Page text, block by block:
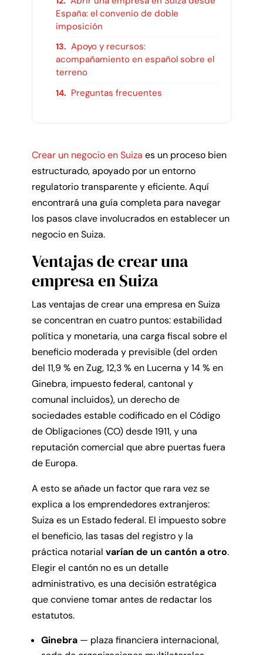
España: el convenio de doble
imposición
Apoyo y recursos:
acompañamiento en español sobre el
terreno
Preguntas frecuentes
Crear un negocio en Suiza es un proceso bien
estructurado, apoyado por un entorno
regulatorio transparente y eficiente. Aquí
encontrará una guía completa para navegar
los pasos clave involucrados en establecer un
negocio en Suiza.
Ventajas de crear una
empresa en Suiza
Las ventajas de crear una empresa en Suiza
se concentran en cuatro puntos: estabilidad
política y monetaria, una carga fiscal sobre el
beneficio moderada y previsible (del orden
del 11,9 % en Zug, 12,3 % en Lucerna y 14 % en
Ginebra, impuesto federal, cantonal y
comunal incluidos), un derecho de
sociedades estable codificado en el Código
de Obligaciones (CO) desde 1911, y una
reputación comercial que abre puertas fuera
de Europa.
A esto se añade un factor que rara vez se
explica a los emprendedores extranjeros:
Suiza es un Estado federal. El impuesto sobre
el beneficio, las tasas del registro y la
práctica notarial varían de un cantón a otro.
Elegir el cantón no es un detalle
administrativo, es una decisión estratégica
que conviene tomar antes de redactar los
estatutos.
Ginebra— plaza financiera internacional,